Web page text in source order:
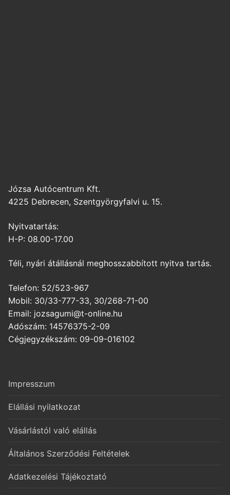
Józsa Autócentrum Kft.
4225 Debrecen, Szentgyörgyfalvi u. 15.
Nyitvatartás:
H-P: 08.00-17.00
Téli, nyári átállásnál meghosszabbított nyitva tartás.
Telefon: 52/523-967
Mobil: 30/33-777-33, 30/268-71-00
Email: jozsagumi@t-online.hu
Adószám: 14576375-2-09
Cégjegyzékszám: 09-09-016102
Impresszum
Elállási nyilatkozat
Vásárlástól való elállás
Általános Szerződési Feltételek
Adatkezelési Tájékoztató